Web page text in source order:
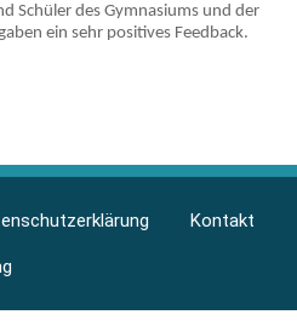
Schüler des Gymnasiums und der
ein sehr positives Feedback.
Kontakt